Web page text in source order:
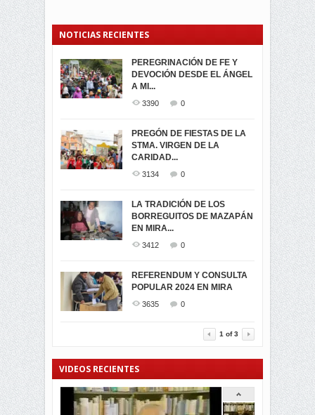
NOTICIAS RECIENTES
PEREGRINACIÓN DE FE Y
DEVOCIÓN DESDE EL ÁNGEL
A MI...
3390 0
PREGÓN DE FIESTAS DE LA
STMA. VIRGEN DE LA
CARIDAD...
3134 0
LA TRADICIÓN DE LOS
BORREGUITOS DE MAZAPÁN
EN MIRA...
3412 0
REFERENDUM Y CONSULTA
POPULAR 2024 EN MIRA
3635 0
PROCESIÓN DE LA VIRGEN
DE LA CARIDAD 2024
3061
-ENCENDIDO DEL ARBOL DE
...
MIRA
3439
TRIUNFO DE...
SEGUNDA VUELTA
ELECCIONES
PRESIDENCIALES 2023 EN
M...
ELECCION CRUCIAL:
SEGUNDA VUELTA
PRESIDENCIAL EL 1...
VIRTUALES ASAMBLEISTAS
POR LA PROVINCIA DEL
CARCHI...
MIRA.EC FUE
GALARDONADA
1 of3
VIDEOS RECIENTES